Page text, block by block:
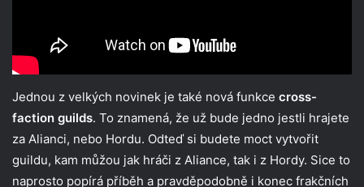
Jednou z velkých novinek je také nová funkce cross-
faction guilds. To znamená, že už bude jedno jestli hrajete
za Alianci, nebo Hordu. Odteď si budete moct vytvořit
guildu, kam můžou jak hráči z Aliance, tak i z Hordy. Sice to
naprosto popírá příběh a pravděpodobně i konec frakčních